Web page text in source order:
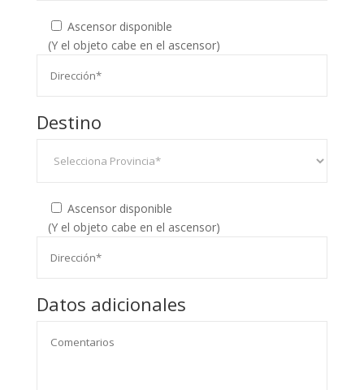
Ascensor disponible
(Y el objeto cabe en el ascensor)
Destino
Ascensor disponible
(Y el objeto cabe en el ascensor)
Datos adicionales